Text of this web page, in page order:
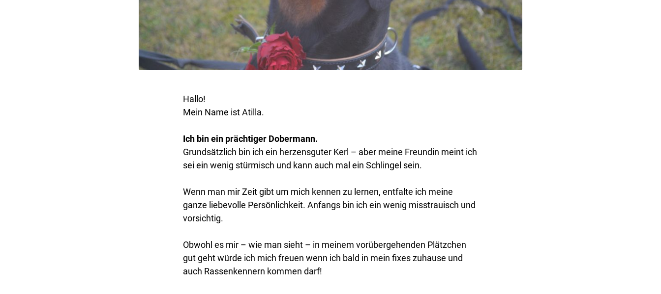
Hallo!
Mein Name ist Atilla.
Ich bin ein prächtiger Dobermann.
Grundsätzlich bin ich ein herzensguter Kerl – aber meine Freundin meint ich
sei ein wenig stürmisch und kann auch mal ein Schlingel sein.
Wenn man mir Zeit gibt um mich kennen zu lernen, entfalte ich meine
ganze liebevolle Persönlichkeit. Anfangs bin ich ein wenig misstrauisch und
vorsichtig.
Obwohl es mir – wie man sieht – in meinem vorübergehenden Plätzchen
gut geht würde ich mich freuen wenn ich bald in mein fixes zuhause und
auch Rassenkennern kommen darf!